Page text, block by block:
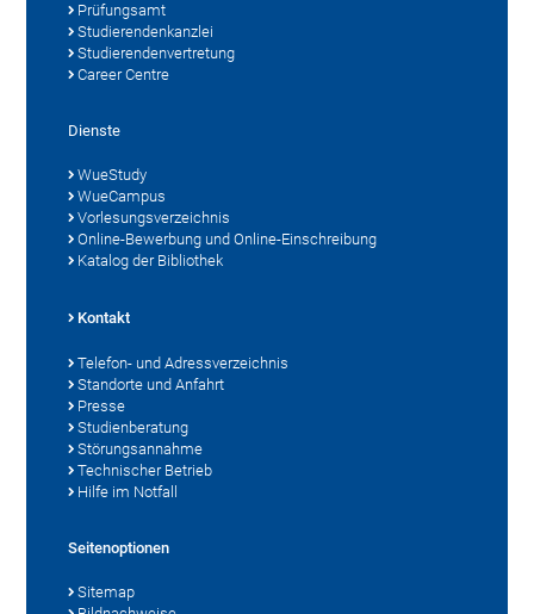
Prüfungsamt
Studierendenkanzlei
Studierendenvertretung
Career Centre
Dienste
WueStudy
WueCampus
Vorlesungsverzeichnis
Online-Bewerbung und Online-Einschreibung
Katalog der Bibliothek
Kontakt
Telefon- und Adressverzeichnis
Standorte und Anfahrt
Presse
Studienberatung
Störungsannahme
Technischer Betrieb
Hilfe im Notfall
Seitenoptionen
Sitemap